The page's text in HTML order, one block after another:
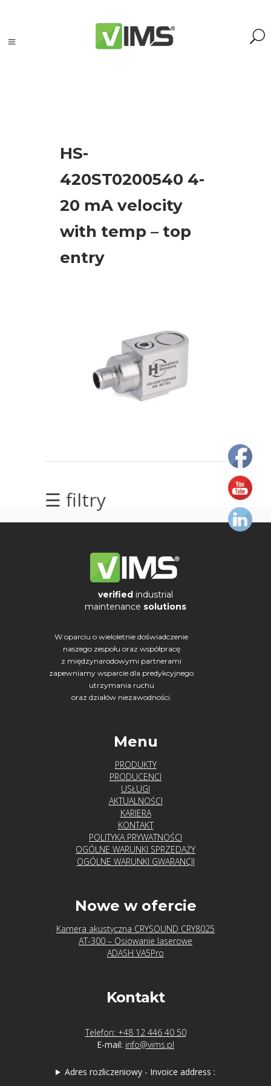
HS-
420ST0200540 4-
20 mA velocity
with temp – top
entry
☰ filtry
Kategorie
produktów
Wizualizacja
drgań
verified industrial
maintenance solutions
W oparciu o wieloletnie doświadczenie
naszego zespołu oraz współpracę
z międzynarodowymi partnerami
zapewniamy wsparcie dla predykcyjnego
utrzymania ruchu
oraz działów niezawodności.
Menu
PRODUKTY
PRODUCENCI
USŁUGI
AKTUALNOŚCI
KARIERA
KONTAKT
POLITYKA PRYWATNOŚCI
OGÓLNE WARUNKI SPRZEDAŻY
OGÓLNE WARUNKI GWARANCJI
Nowe w ofercie
Kamera akustyczna CRYSOUND CRY8025
AT-300 – Osiowanie laserowe
ADASH VA5Pro
Kontakt
Telefon: +48 12 446 40 50
E-mail: info@vims.pl
Adres rozliczeniowy - Invoice address :